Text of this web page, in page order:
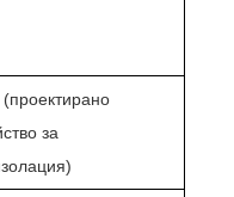
за